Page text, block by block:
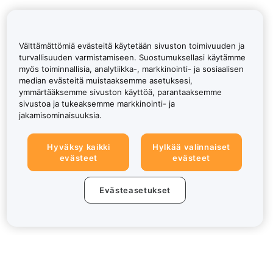
Välttämättömiä evästeitä käytetään sivuston toimivuuden ja
turvallisuuden varmistamiseen. Suostumuksellasi käytämme
myös toiminnallisia, analytiikka-, markkinointi- ja sosiaalisen
median evästeitä muistaaksemme asetuksesi,
ymmärtääksemme sivuston käyttöä, parantaaksemme
sivustoa ja tukeaksemme markkinointi- ja
jakamisominaisuuksia.
Hyväksy kaikki
evästeet
Hylkää valinnaiset
evästeet
Evästeasetukset